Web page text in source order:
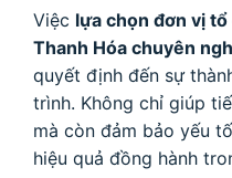
Việc lựa chọn đơn vị
Thanh Hóa chuyên
quyết định đến sự
trình. Không chỉ giúp
mà còn đảm bảo yếu
hiệu quả đồng hành